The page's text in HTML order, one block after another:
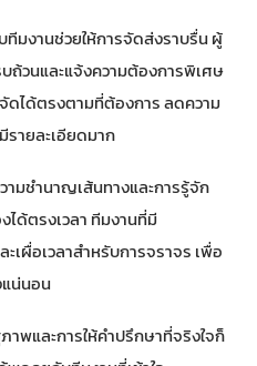
ทีมงานช่วยให้การจัดส่งราบรื่น ผู้
ถ้วนและแจ้งความต้องการพิเศษ
ดได้ตรงตามที่ต้องการ ลดความ
ายละเอียดมาก
มชำนาญเส้นทางและการรู้จัก
ได้ตรงเวลา ทีมงานที่มี
เผื่อเวลาสำหรับการจราจร เพื่อ
น่นอน
าพและการให้คำปรึกษาที่จริงใจก็